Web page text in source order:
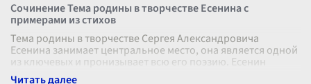
Сочинение Тема родины в творчестве Есенина с
примерами из стихов
Тема родины в творчестве Сергея Александровича
Есенина занимает центральное место, она является одной
из ключевых и пронизывает всю его поэзию. Есенин
воспевает родную землю, дерев